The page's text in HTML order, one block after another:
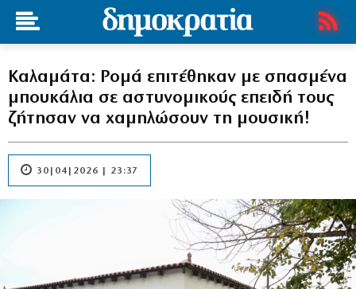
Καλαμάτα: Ρομά επιτέθηκαν με σπασμένα
μπουκάλια σε αστυνομικούς επειδή τους
ζήτησαν να χαμηλώσουν τη μουσική!
30|04|2026 | 23:37